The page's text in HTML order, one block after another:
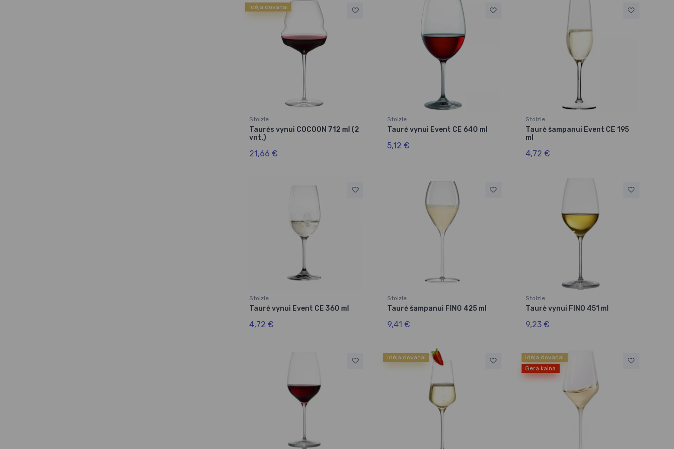
Idėja dovanai
Stolzle
Taurės vynui COCOON 712 ml (2
vnt.)
21,66 €
Stolzle
Taurė vynui Event CE 640 ml
5,12 €
Stolzle
Taurė šampanui Event CE 195
ml
4,72 €
Stolzle
Taurė vynui Event CE 360 ml
4,72 €
Stolzle
Taurė šampanui FINO 425 ml
9,41 €
Stolzle
Taurė vynui FINO 451 ml
9,23 €
Idėja dovanai
Idėja dovanai
Gera kaina